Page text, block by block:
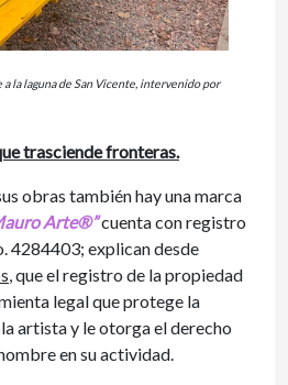
la laguna de San Vicente, intervenido por
trasciende fronteras.
obras también hay una marca
Arte®”cuenta con registro
4284403; explican desde
, que el registro de la propiedad
legal que protege la
artista y le otorga el derecho
en su actividad.